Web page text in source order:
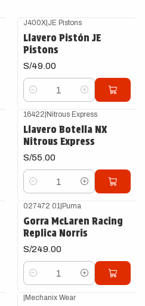
J400X|JE Pistons
Llavero Pistón JE
Pistons
S/49.00
Cantidad
16422|Nitrous Express
Llavero Botella NX
Nitrous Express
S/55.00
Cantidad
027472 01 |Puma
Gorra McLaren Racing
Replica Norris
S/249.00
Cantidad
|Mechanix Wear